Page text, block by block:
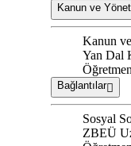
Kanun ve
Kanun
Yan Dal
Bağlantılar
Sosyal
ZBEÜ